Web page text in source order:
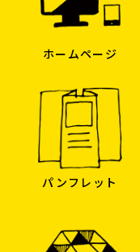
ホームページ
パンフレット